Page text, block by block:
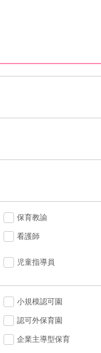
保育教諭
看護師
児童指導員
小規模認可園
認可外保育園
企業主導型保育